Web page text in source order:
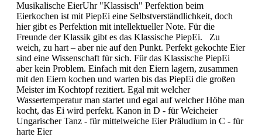
Musikalische EierUhr "Klassisch" Perfektion beim
Eierkochen ist mit PiepEi eine Selbstverständlichkeit, doch
hier gibt es Perfektion mit intellektueller Note. Für die
Freunde der Klassik gibt es das Klassische PiepEi. Zu
weich, zu hart – aber nie auf den Punkt. Perfekt gekochte Eier
sind eine Wissenschaft für sich. Für das Klassische PiepEi
aber kein Problem. Einfach mit den Eiern lagern, zusammen
mit den Eiern kochen und warten bis das PiepEi die großen
Meister im Kochtopf rezitiert. Egal mit welcher
Wassertemperatur man startet und egal auf welcher Höhe man
kocht, das Ei wird perfekt. Kanon in D - für Weicheier
Ungarischer Tanz - für mittelweiche Eier Präludium in C - für
harte Eier